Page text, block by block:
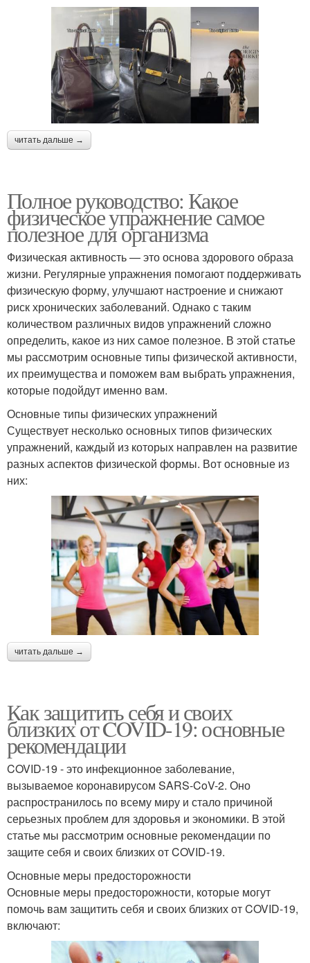
читать дальше →
Полное руководство: Какое
физическое упражнение самое
полезное для организма
Физическая активность — это основа здорового образа
жизни. Регулярные упражнения помогают поддерживать
физическую форму, улучшают настроение и снижают
риск хронических заболеваний. Однако с таким
количеством различных видов упражнений сложно
определить, какое из них самое полезное. В этой статье
мы рассмотрим основные типы физической активности,
их преимущества и поможем вам выбрать упражнения,
которые подойдут именно вам.
Основные типы физических упражнений
Существует несколько основных типов физических
упражнений, каждый из которых направлен на развитие
разных аспектов физической формы. Вот основные из
них:
читать дальше →
Как защитить себя и своих
близких от COVID-19: основные
рекомендации
COVID-19 - это инфекционное заболевание,
вызываемое коронавирусом SARS-CoV-2. Оно
распространилось по всему миру и стало причиной
серьезных проблем для здоровья и экономики. В этой
статье мы рассмотрим основные рекомендации по
защите себя и своих близких от COVID-19.
Основные меры предосторожности
Основные меры предосторожности, которые могут
помочь вам защитить себя и своих близких от COVID-19,
включают: